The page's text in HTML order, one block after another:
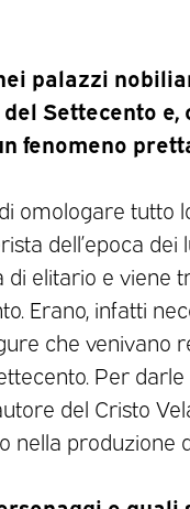
palazzi
Settecento e,
fenomeno
omologare tutto
dell’epoca dei
elitario e viene
Erano, infatti
che venivano
Per darle
del Cristo
nella produzione